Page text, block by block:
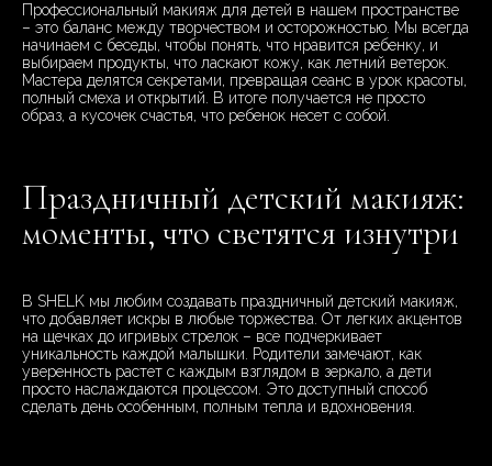
Профессиональный макияж для детей в нашем пространстве
– это баланс между творчеством и осторожностью. Мы всегда
начинаем с беседы, чтобы понять, что нравится ребенку, и
выбираем продукты, что ласкают кожу, как летний ветерок.
Мастера делятся секретами, превращая сеанс в урок красоты,
полный смеха и открытий. В итоге получается не просто
образ, а кусочек счастья, что ребенок несет с собой.
Праздничный детский макияж:
моменты, что светятся изнутри
В SHELK мы любим создавать праздничный детский макияж,
что добавляет искры в любые торжества. От легких акцентов
на щечках до игривых стрелок – все подчеркивает
уникальность каждой малышки. Родители замечают, как
уверенность растет с каждым взглядом в зеркало, а дети
просто наслаждаются процессом. Это доступный способ
сделать день особенным, полным тепла и вдохновения.